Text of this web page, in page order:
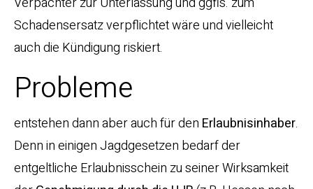
Schadensersatz verpflichtet wäre und vielleicht
auch die Kündigung riskiert.
Probleme
entstehen dann aber auch für den Erlaubnisinhaber.
Denn in einigen Jagdgesetzen bedarf der
entgeltliche Erlaubnisschein zu seiner Wirksamkeit